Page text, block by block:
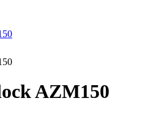
AZM150